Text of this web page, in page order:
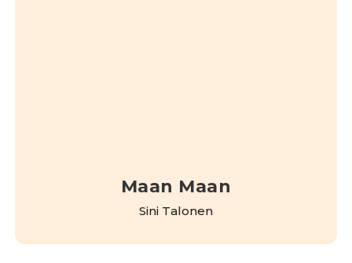
Maan Maan
Sini Talonen